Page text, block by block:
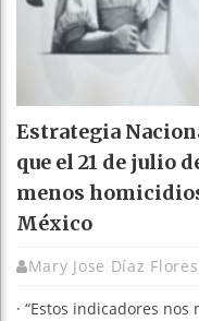
Estrategia
que el 21 de julio
menos
México
Mary Jose Díaz Flores
· ⁠“Estos indicadores